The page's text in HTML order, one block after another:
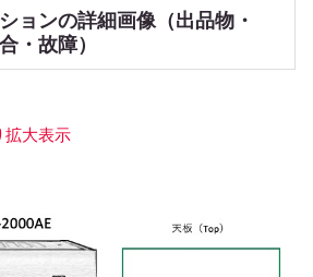
ョンの詳細画像（出品物・
・故障）
大表示